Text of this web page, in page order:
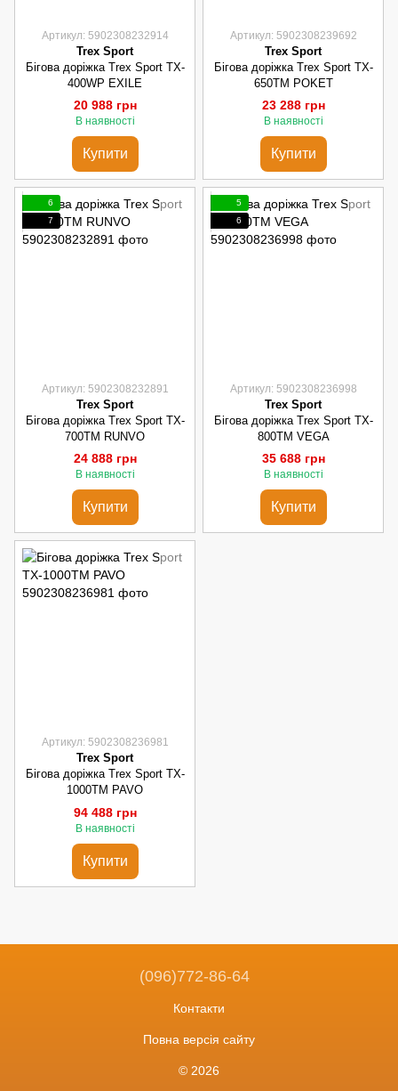
Артикул: 5902308232914
Trex Sport
Бігова доріжка Trex Sport TX-
400WP EXILE
20 988 грн
В наявності
Купити
Артикул: 5902308239692
Trex Sport
Бігова доріжка Trex Sport TX-
650TM POKET
23 288 грн
В наявності
Купити
6
7
Артикул: 5902308232891
Trex Sport
Бігова доріжка Trex Sport TX-
700TM RUNVO
24 888 грн
В наявності
Купити
5
6
Артикул: 5902308236998
Trex Sport
Бігова доріжка Trex Sport TX-
800TM VEGA
35 688 грн
В наявності
Купити
Артикул: 5902308236981
Trex Sport
Бігова доріжка Trex Sport TX-
1000TM PAVO
94 488 грн
В наявності
Купити
(096)772-86-64
Контакти
Повна версія сайту
© 2026